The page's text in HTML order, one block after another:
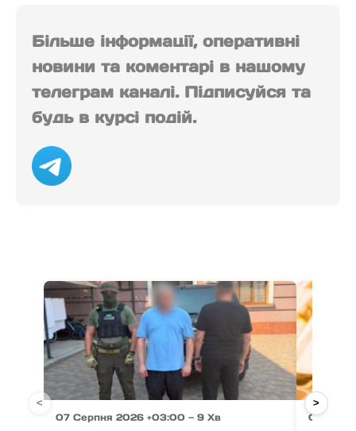
Більше інформації, оперативні
новини та коментарі в нашому
телеграм каналі. Підписуйся та
будь в курсі подій.
07 Серпня 2026 +03:00 — 9 Хв 07
< >